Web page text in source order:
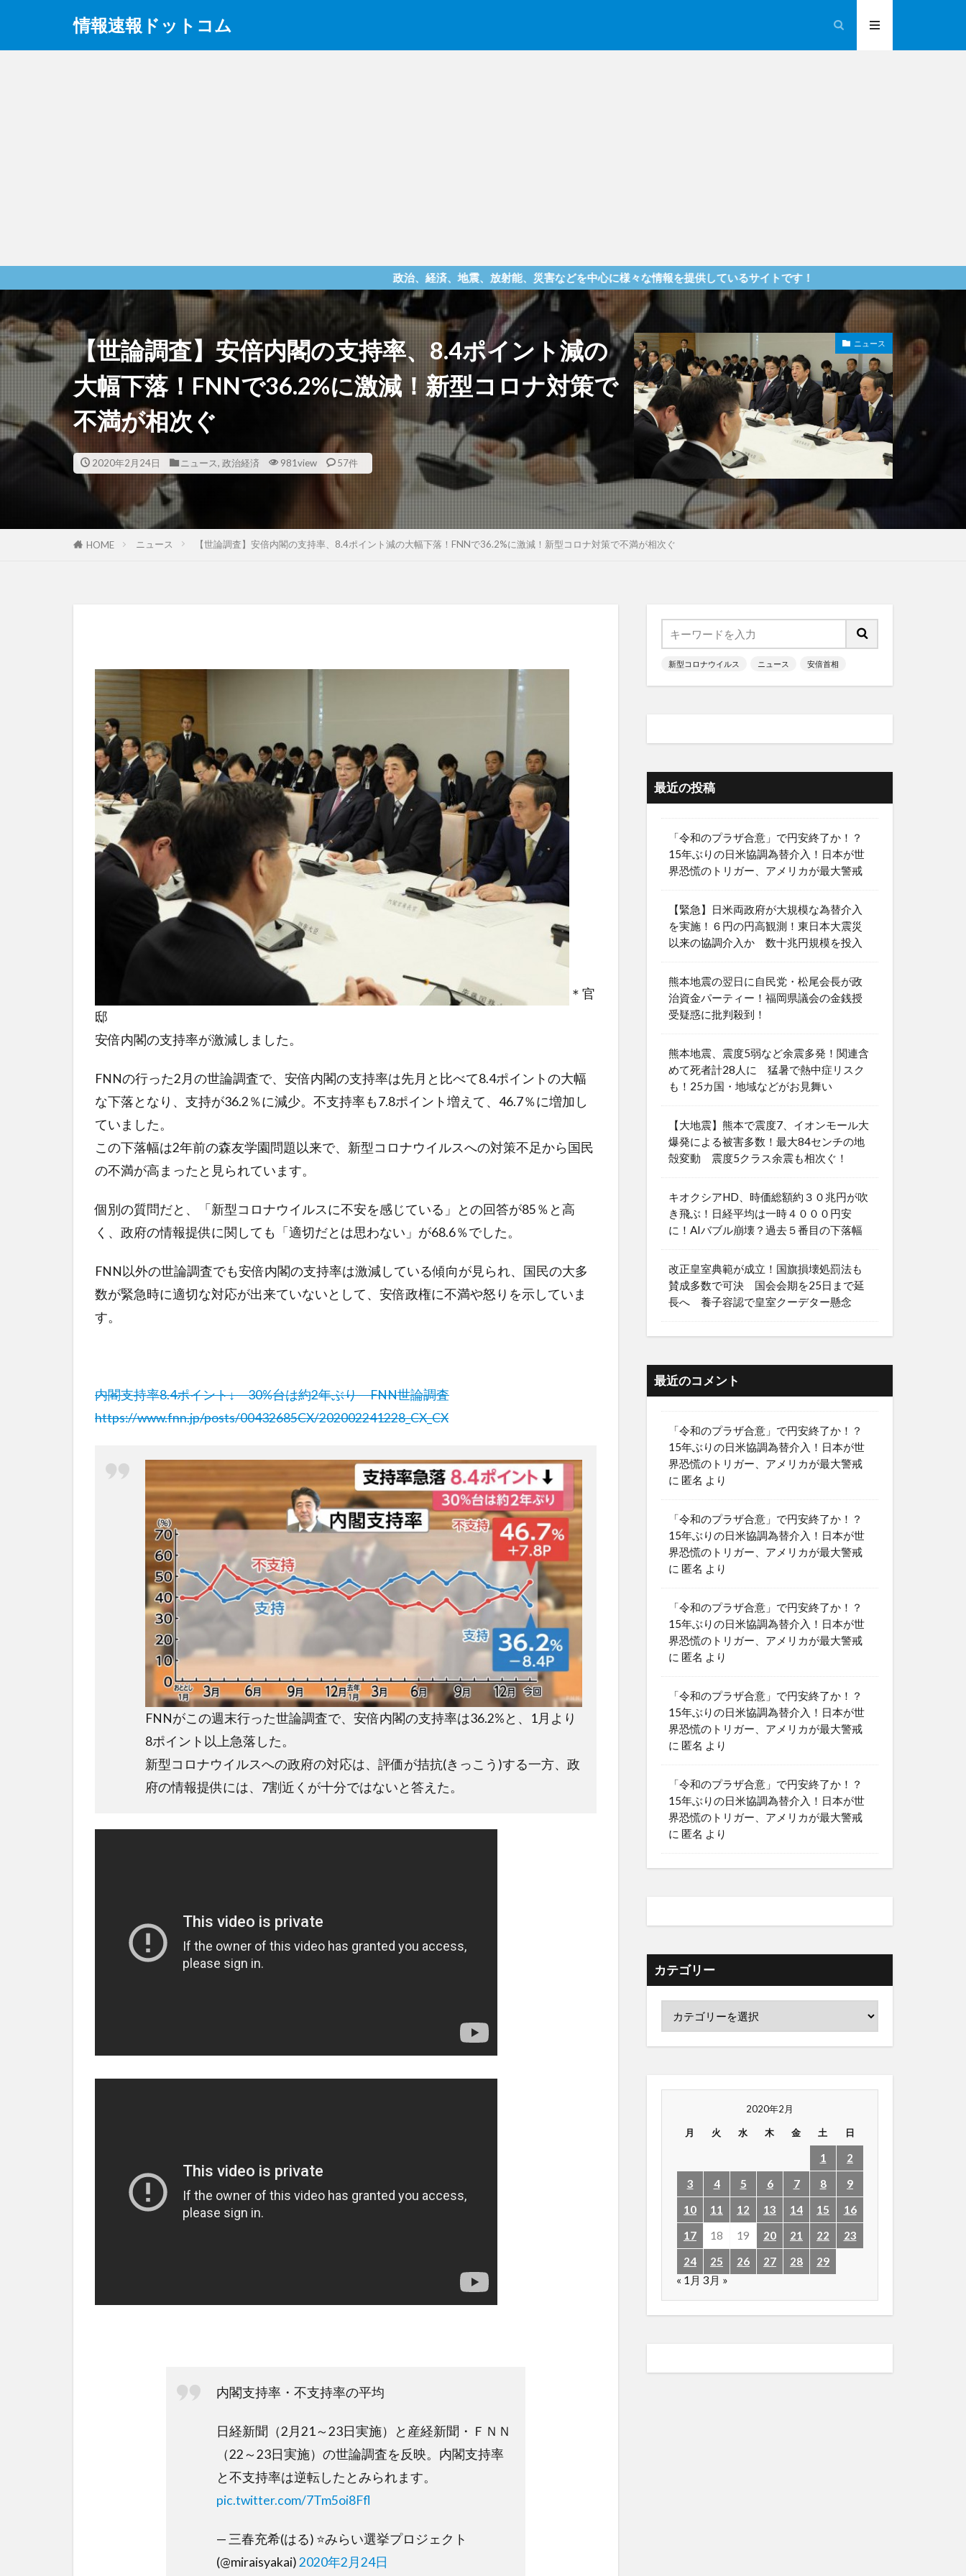
情報速報ドットコム
政治、経済、地震、放射能、災害などを中心に様々な情報を提供しているサイトです！
【世論調査】安倍内閣の支持率、8.4ポイント減の
大幅下落！FNNで36.2%に激減！新型コロナ対策で
不満が相次ぐ
2020年2月24日 ニュース, 政治経済 981view 57件
ニュース
HOME ニュース 【世論調査】安倍内閣の支持率、8.4ポイント減の大幅下落！FNNで36.2%に激減！新型コロナ対策で不満が相次ぐ
＊官
邸
安倍内閣の支持率が激減しました。
FNNの行った2月の世論調査で、安倍内閣の支持率は先月と比べて8.4ポイントの大幅
な下落となり、支持が36.2％に減少。不支持率も7.8ポイント増えて、46.7％に増加し
ていました。
この下落幅は2年前の森友学園問題以来で、新型コロナウイルスへの対策不足から国民
の不満が高まったと見られています。
個別の質問だと、「新型コロナウイルスに不安を感じている」との回答が85％と高
く、政府の情報提供に関しても「適切だとは思わない」が68.6％でした。
FNN以外の世論調査でも安倍内閣の支持率は激減している傾向が見られ、国民の大多
数が緊急時に適切な対応が出来ていないとして、安倍政権に不満や怒りを示していま
す。
内閣支持率8.4ポイント↓ 30%台は約2年ぶり FNN世論調査
https://www.fnn.jp/posts/00432685CX/202002241228_CX_CX
FNNがこの週末行った世論調査で、安倍内閣の支持率は36.2%と、1月より
8ポイント以上急落した。
新型コロナウイルスへの政府の対応は、評価が拮抗(きっこう)する一方、政
府の情報提供には、7割近くが十分ではないと答えた。
内閣支持率・不支持率の平均
日経新聞（2月21～23日実施）と産経新聞・ＦＮＮ
（22～23日実施）の世論調査を反映。内閣支持率
と不支持率は逆転したとみられます。
pic.twitter.com/7Tm5oi8Ffl
— 三春充希(はる) ⭐みらい選挙プロジェクト
(@miraisyakai)2020年2月24日
新型コロナウイルス ニュース 安倍首相
最近の投稿
「令和のプラザ合意」で円安終了か！？
15年ぶりの日米協調為替介入！日本が世
界恐慌のトリガー、アメリカが最大警戒
【緊急】日米両政府が大規模な為替介入
を実施！６円の円高観測！東日本大震災
以来の協調介入か 数十兆円規模を投入
熊本地震の翌日に自民党・松尾会長が政
治資金パーティー！福岡県議会の金銭授
受疑惑に批判殺到！
熊本地震、震度5弱など余震多発！関連含
めて死者計28人に 猛暑で熱中症リスク
も！25カ国・地域などがお見舞い
【大地震】熊本で震度7、イオンモール大
爆発による被害多数！最大84センチの地
殻変動 震度5クラス余震も相次ぐ！
キオクシアHD、時価総額約３０兆円が吹
き飛ぶ！日経平均は一時４０００円安
に！AIバブル崩壊？過去５番目の下落幅
改正皇室典範が成立！国旗損壊処罰法も
賛成多数で可決 国会会期を25日まで延
長へ 養子容認で皇室クーデター懸念
最近のコメント
「令和のプラザ合意」で円安終了か！？
15年ぶりの日米協調為替介入！日本が世
界恐慌のトリガー、アメリカが最大警戒
に 匿名 より
「令和のプラザ合意」で円安終了か！？
15年ぶりの日米協調為替介入！日本が世
界恐慌のトリガー、アメリカが最大警戒
に 匿名 より
「令和のプラザ合意」で円安終了か！？
15年ぶりの日米協調為替介入！日本が世
界恐慌のトリガー、アメリカが最大警戒
に 匿名 より
「令和のプラザ合意」で円安終了か！？
15年ぶりの日米協調為替介入！日本が世
界恐慌のトリガー、アメリカが最大警戒
に 匿名 より
「令和のプラザ合意」で円安終了か！？
15年ぶりの日米協調為替介入！日本が世
界恐慌のトリガー、アメリカが最大警戒
に 匿名 より
カテゴリー
2020年2月
月 火 水 木 金 土 日
1
2
3
4 5 6 7 8
9
10
11 12 13 14 15
16
17
18 19 20 21 22
23
24
25 26 27 28
29
« 1月 3月 »